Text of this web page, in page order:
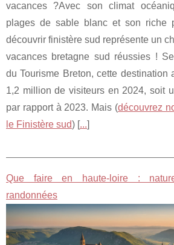
vacances ?Avec son climat
plages de sable blanc et son riche
découvrir finistère sud représente un
vacances bretagne sud réussies !
du Tourisme Breton, cette destination
1,2 million de visiteurs en 2024, soit
par rapport à 2023. Mais (découvrez
le Finistère sud) [ ...
Que faire en haute-loire :
randonnées